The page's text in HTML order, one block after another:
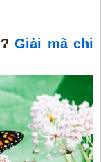
Giải mã chi